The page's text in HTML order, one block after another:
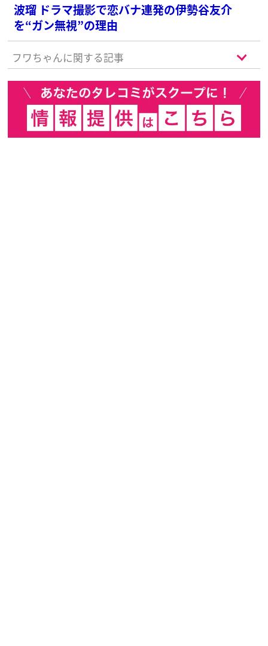
波瑠 ドラマ撮影で恋バナ連発の伊勢谷友介
を“ガン無視”の理由
フワちゃんに関する記事